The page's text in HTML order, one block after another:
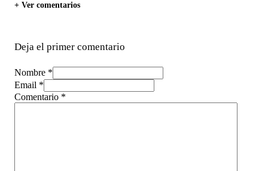
+ Ver comentarios
Deja el primer comentario
Nombre *
Email *
Comentario *